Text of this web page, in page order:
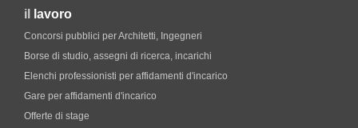
il lavoro
Concorsi pubblici per Architetti, Ingegneri
Borse di studio, assegni di ricerca, incarichi
Elenchi professionisti per affidamenti d'incarico
Gare per affidamenti d'incarico
Offerte di stage